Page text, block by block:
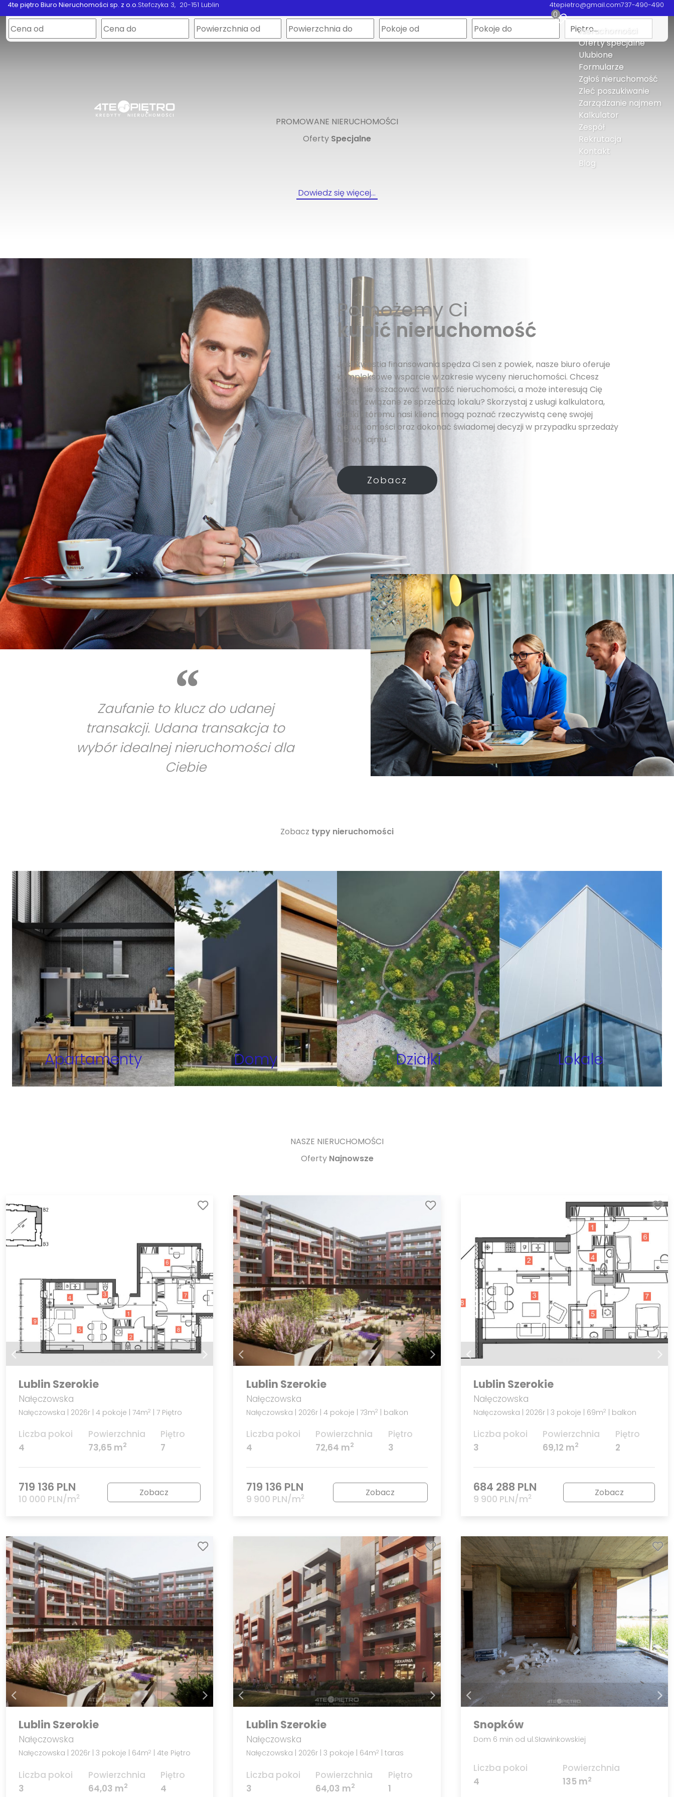
4te piętro Biuro Nieruchomości sp. z o.o.Stefczyka 3 20-151 Lublin 4tepietro@gmail.com737-490-490
0
Nieruchomości
Oferty specjalne
Ulubione
Formularze
Zgłoś nieruchomość
Zleć poszukiwanie
Zarządzanie najmem
Kalkulator
Zespół
Rekrutacja
Kontakt
Blog
Piętro…
PROMOWANE NIERUCHOMOŚCI
Oferty Specjalne
Dowiedz się więcej…
Pomożemy Ci
kupić nieruchomość
Jeśli kwestia finansowania spędza Ci sen z powiek, nasze biuro oferuje
kompleksowe wsparcie w zakresie wyceny nieruchomości. Chcesz
wstępnie oszacować wartość nieruchomości, a może interesują Cię
koszty związane ze sprzedażą lokalu? Skorzystaj z usługi kalkulatora,
dzięki któremu nasi klienci mogą poznać rzeczywistą cenę swojej
nieruchomości oraz dokonać świadomej decyzji w przypadku sprzedaży
lub wynajmu.
Zobacz
Zaufanie to klucz do udanej
transakcji. Udana transakcja to
wybór idealnej nieruchomości dla
Ciebie
Zobacz typy nieruchomości
Apartamenty Domy Działki Lokale
NASZE NIERUCHOMOŚCI
Oferty Najnowsze
Lublin Szerokie
Nałęczowska
Nałęczowska | 2026r | 4 pokoje | 74m2 | 7 Piętro
Liczba pokoi
4
Powierzchnia
73,65 m2
Piętro
7
719 136 PLN
10 000 PLN/m2 Zobacz
Lublin Szerokie
Nałęczowska
Nałęczowska | 2026r | 4 pokoje | 73m2 | balkon
Liczba pokoi
4
Powierzchnia
72,64 m2
Piętro
3
719 136 PLN
9 900 PLN/m2 Zobacz
Lublin Szerokie
Nałęczowska
Nałęczowska | 2026r | 3 pokoje | 69m2 | balkon
Liczba pokoi
3
Powierzchnia
69,12 m2
Piętro
2
684 288 PLN
9 900 PLN/m2 Zobacz
Lublin Szerokie
Nałęczowska
Nałęczowska | 2026r | 3 pokoje | 64m2 | 4te Piętro
Liczba pokoi
3
Powierzchnia
64,03 m2
Piętro
4
Lublin Szerokie
Nałęczowska
Nałęczowska | 2026r | 3 pokoje | 64m2 | taras
Liczba pokoi
3
Powierzchnia
64,03 m2
Piętro
1
Snopków
Dom 6 min od ul.Sławinkowskiej
Liczba pokoi
4
Powierzchnia
135 m2